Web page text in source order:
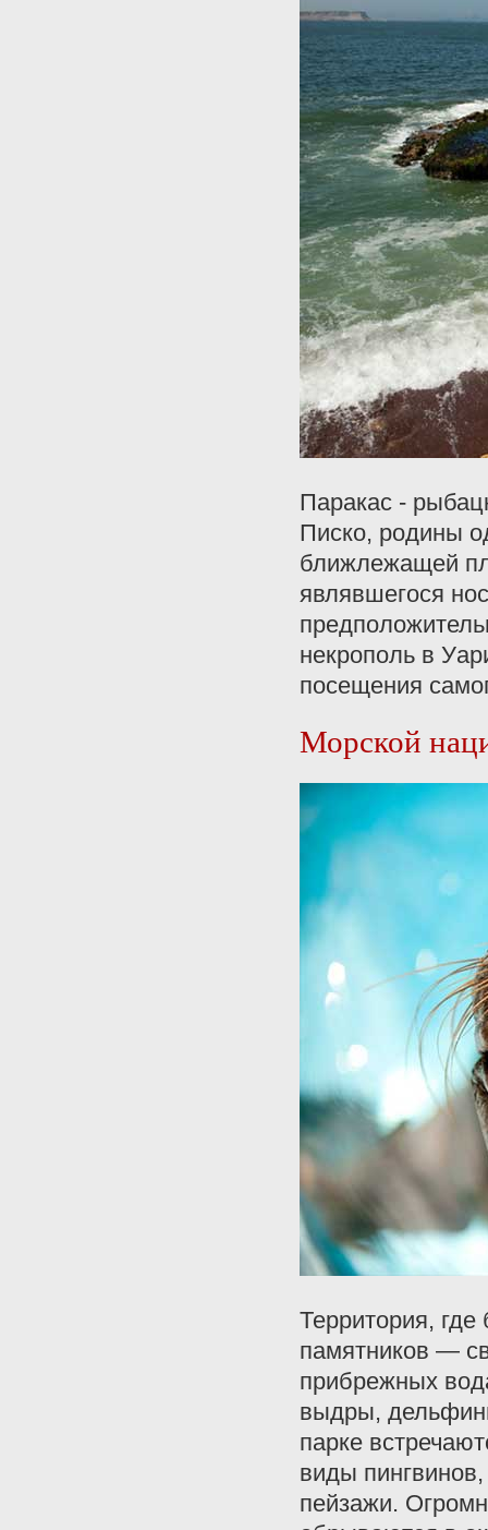
Паракас -
Писко, родины
ближлежащей
являвшегося
некрополь в
посещения
Морской
Территория,
памятников —
прибрежных
выдры,
парке
виды
пейзажи.